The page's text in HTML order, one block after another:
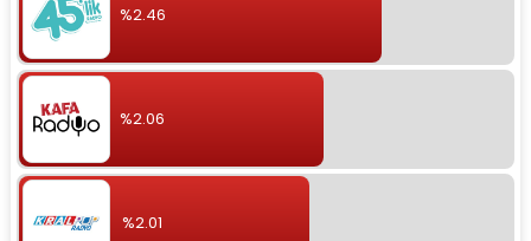
%2.46
%2.06
%2.01